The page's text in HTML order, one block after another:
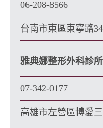
06-208-8566
台南市東區東寧路
雅典娜整形外科診所
07-342-0177
高雄市左營區博愛